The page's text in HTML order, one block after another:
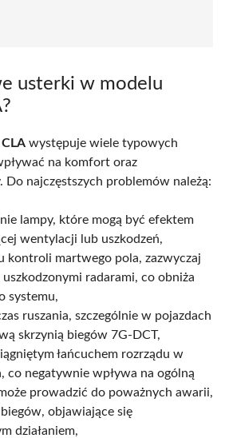
usterki w modelu
występuje wiele typowych
na komfort oraz
Do najczęstszych problemów należą:
lampy, które mogą być efektem
wentylacji lub uszkodzeń,
kontroli martwego pola, zazwyczaj
radarami, co obniża
systemu,
ruszania, szczególnie w pojazdach
skrzynią biegów 7G-DCT,
łańcuchem rozrządu w
co negatywnie wpływa na ogólną
prowadzić do poważnych awarii,
objawiające się
działaniem,